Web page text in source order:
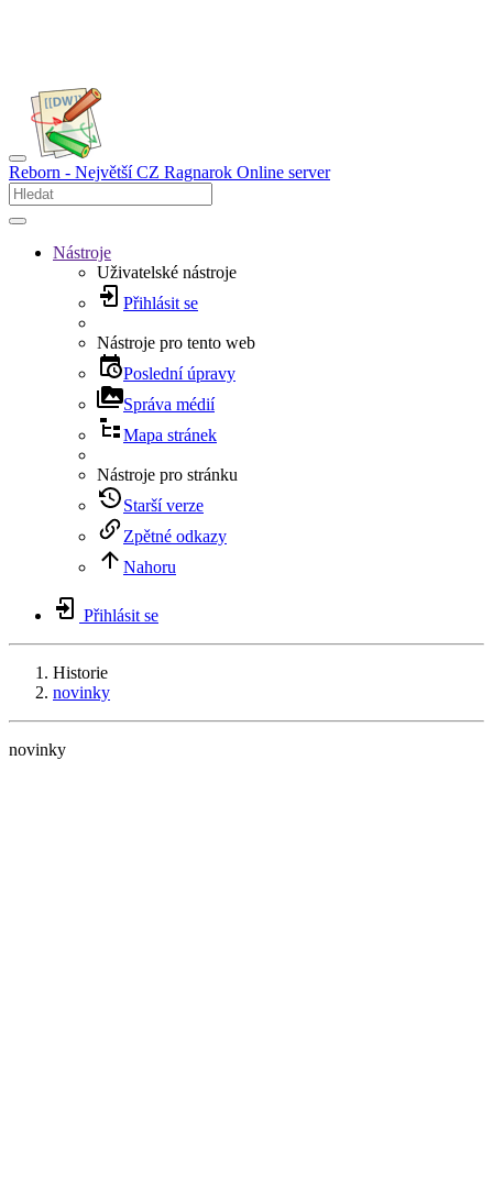
Reborn - Největší CZ Ragnarok Online server
Nástroje
Uživatelské nástroje
Přihlásit se
Nástroje pro tento web
Poslední úpravy
Správa médií
Mapa stránek
Nástroje pro stránku
Starší verze
Zpětné odkazy
Nahoru
Přihlásit se
Historie
novinky
novinky